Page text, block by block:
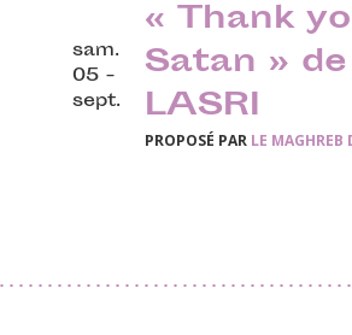
sam.
05 -
sept.
« Thank
Satan »
LASRI
PROPOSÉ PAR LE MAGHREB